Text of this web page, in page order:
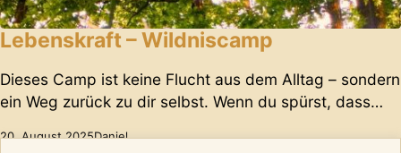
Lebenskraft – Wildniscamp
Dieses Camp ist keine Flucht aus dem Alltag – sondern
ein Weg zurück zu dir selbst. Wenn du spürst, dass…
20. August 2025Daniel